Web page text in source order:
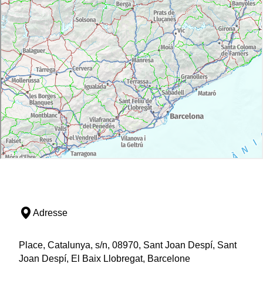
Adresse
Place, Catalunya, s/n, 08970, Sant Joan Despí, Sant
Joan Despí, El Baix Llobregat, Barcelone